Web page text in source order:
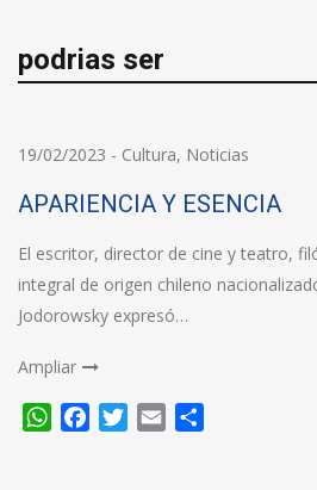
podrias ser
19/02/2023 - Cultura, Noticias
APARIENCIA Y ESENCIA
El escritor, director de cine y teatro,
integral de origen chileno
Jodorowsky expresó…
Ampliar
WhatsApp
FacebookTwitter
Email